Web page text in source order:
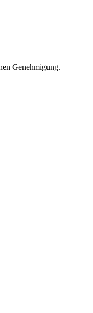
Genehmigung.